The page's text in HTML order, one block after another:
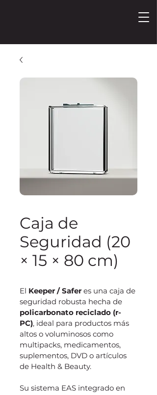
Caja de
Seguridad (20
× 15 × 80 cm)
El Keeper / Safer es una caja de
seguridad robusta hecha de
policarbonato reciclado (r-
PC), ideal para productos más
altos o voluminosos como
multipacks, medicamentos,
suplementos, DVD o artículos
de Health & Beauty.
Su sistema EAS integrado en